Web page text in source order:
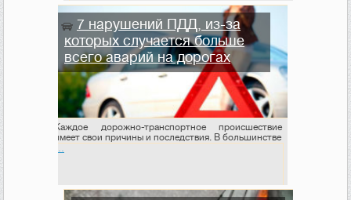
7 нарушений ПДД, из-за
которых случается больше
всего аварий на дорогах
Каждое дорожно-транспортное происшествие
имеет свои причины и последствия. В большинстве
…